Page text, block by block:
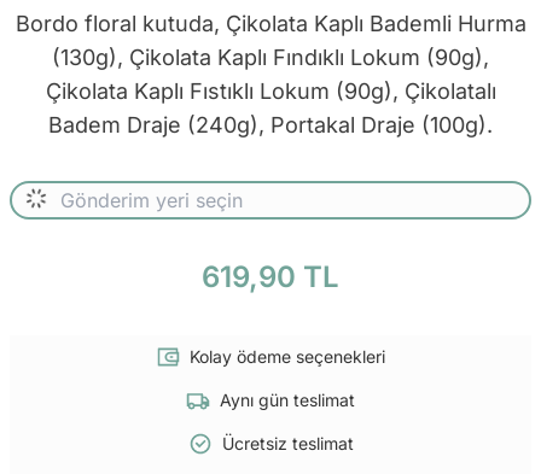
Bordo floral kutuda, Çikolata Kaplı Bademli Hurma
(130g), Çikolata Kaplı Fındıklı Lokum (90g),
Çikolata Kaplı Fıstıklı Lokum (90g), Çikolatalı
Badem Draje (240g), Portakal Draje (100g).
619,90 TL
Kolay ödeme seçenekleri
Aynı gün teslimat
Ücretsiz teslimat